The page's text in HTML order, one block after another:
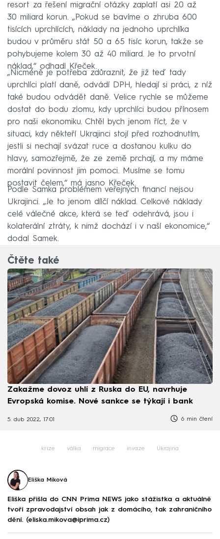
resort za řešení migrační otázky zaplatí asi 20 až
30 miliard korun. „Pokud se bavíme o zhruba 600
tisících uprchlících, náklady na jednoho uprchlíka
budou v průměru stát 50 a 65 tisíc korun, takže se
pohybujeme kolem 30 až 40 miliard. Je to prvotní
náklad,“ odhadl Křeček.
„Nicméně je potřeba zdůraznit, že již teď tady
uprchlíci platí daně, odvádí DPH, hledají si práci, z níž
také budou odvádět daně. Velice rychle se můžeme
dostat do bodu zlomu, kdy uprchlíci budou přínosem
pro naši ekonomiku. Chtěl bych jenom říct, že v
situaci, kdy někteří Ukrajinci stojí před rozhodnutím,
jestli si nechají svázat ruce a dostanou kulku do
hlavy, samozřejmě, že ze země prchají, a my máme
morální povinnost jim pomoci. Musíme se tomu
postavit čelem,“ má jasno Křeček.
Podle Samka problémem veřejných financí nejsou
Ukrajinci. „Je to jenom dílčí náklad. Celkové náklady
celé válečné akce, která se teď odehrává, jsou i
kolaterální ztráty, k nimž dochází i v naší ekonomice,“
dodal Samek.
Čtěte také
Zakažme dovoz uhlí z Ruska do EU, navrhuje
Evropská komise. Nové sankce se týkají i bank
5. dub 2022, 17:01 6 min čtení
krize válka migrace invaze Ukrajina
Eliška Míková
Eliška přišla do CNN Prima NEWS jako stážistka a aktuálně
tvoří zpravodajství obsah jak z domácího, tak zahraničního
dění. (eliska.mikova@iprima.cz)